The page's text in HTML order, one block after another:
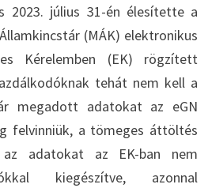
2023. július 31-én élesítette a
(MÁK) elektronikus
Kérelemben (EK) rögzített
tehát nem kell a
megadott adatokat az eGN
felvinniük, a tömeges áttöltés
adatokat az EK-ban nem
kiegészítve, azonnal